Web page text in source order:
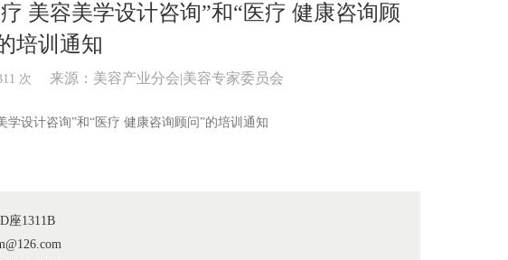
美容美学设计咨询”和“医疗 健康咨询顾
培训通知
次 来源：美容产业分会|美容专家委员会
设计咨询”和“医疗 健康咨询顾问”的培训通知
座1311B